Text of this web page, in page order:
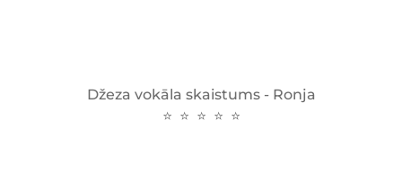
Džeza vokāla skaistums - Ronja
⭐ ⭐ ⭐ ⭐ ⭐